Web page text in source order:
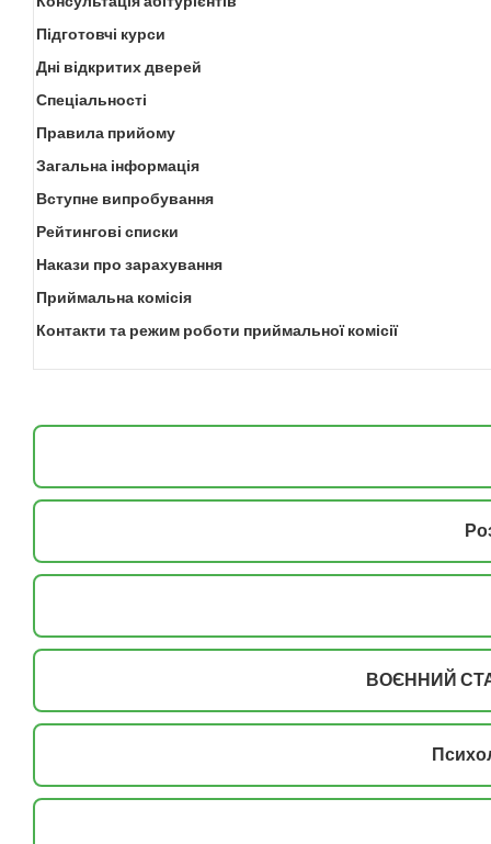
Підготовчі курси
Дні відкритих дверей
Спеціальності
Правила прийому
Загальна інформація
Вступне випробування
Рейтингові списки
Накази про зарахування
Приймальна комісія
Контакти та режим роботи приймальної комісії
ВОЄННИЙ